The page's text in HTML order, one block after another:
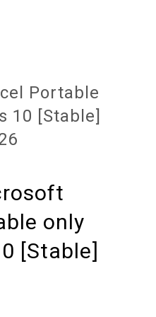
Portable
10 [Stable]
only
[Stable]